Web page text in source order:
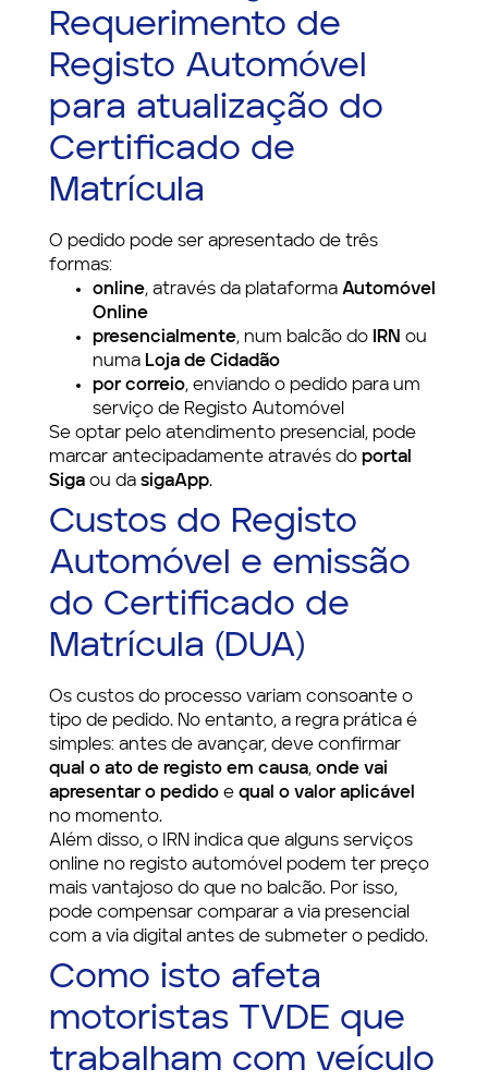
Requerimento de
Registo Automóvel
para atualização do
Certificado de
Matrícula
O pedido pode ser apresentado de três
formas:
online, através da plataforma Automóvel
Online
presencialmente, num balcão do IRN ou
numa Loja de Cidadão
por correio, enviando o pedido para um
serviço de Registo Automóvel
Se optar pelo atendimento presencial, pode
marcar antecipadamente através do portal
Sigaou da sigaApp.
Custos do Registo
Automóvel e emissão
do Certificado de
Matrícula (DUA)
Os custos do processo variam consoante o
tipo de pedido. No entanto, a regra prática é
simples: antes de avançar, deve confirmar
qual o ato de registo em causa, onde vai
apresentar o pedidoe qual o valor aplicável
no momento.
Além disso, o IRN indica que alguns serviços
online no registo automóvel podem ter preço
mais vantajoso do que no balcão. Por isso,
pode compensar comparar a via presencial
com a via digital antes de submeter o pedido.
Como isto afeta
motoristas TVDE que
trabalham com veículo